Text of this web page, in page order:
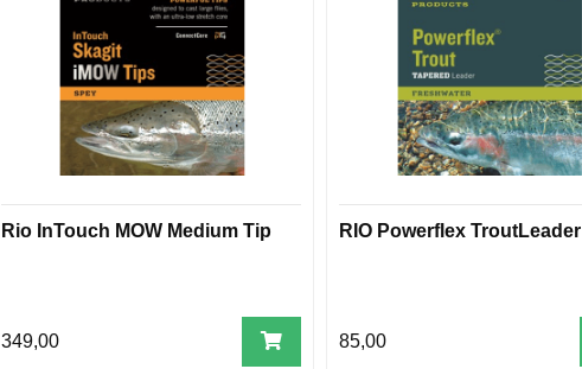
Rio InTouch MOW Medium Tip
349,00
RIO Powerflex TroutLeader
85,00